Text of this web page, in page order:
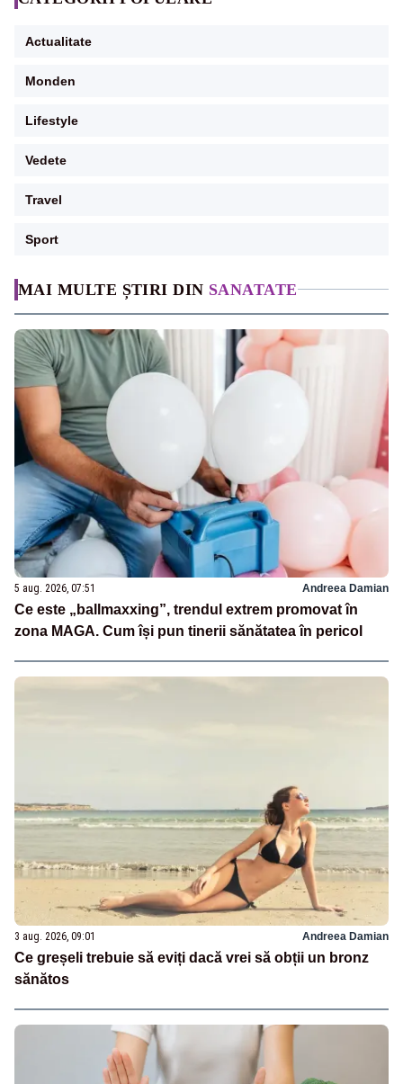
MAI MULTE ȘTIRI DIN SANATATE
5 aug. 2026, 07:51 Andreea Damian
Ce este „ballmaxxing”, trendul extrem promovat în
zona MAGA. Cum își pun tinerii sănătatea în pericol
3 aug. 2026, 09:01 Andreea Damian
Ce greșeli trebuie să eviți dacă vrei să obții un bronz
sănătos
Actualitate
Monden
Lifestyle
Vedete
Travel
Sport